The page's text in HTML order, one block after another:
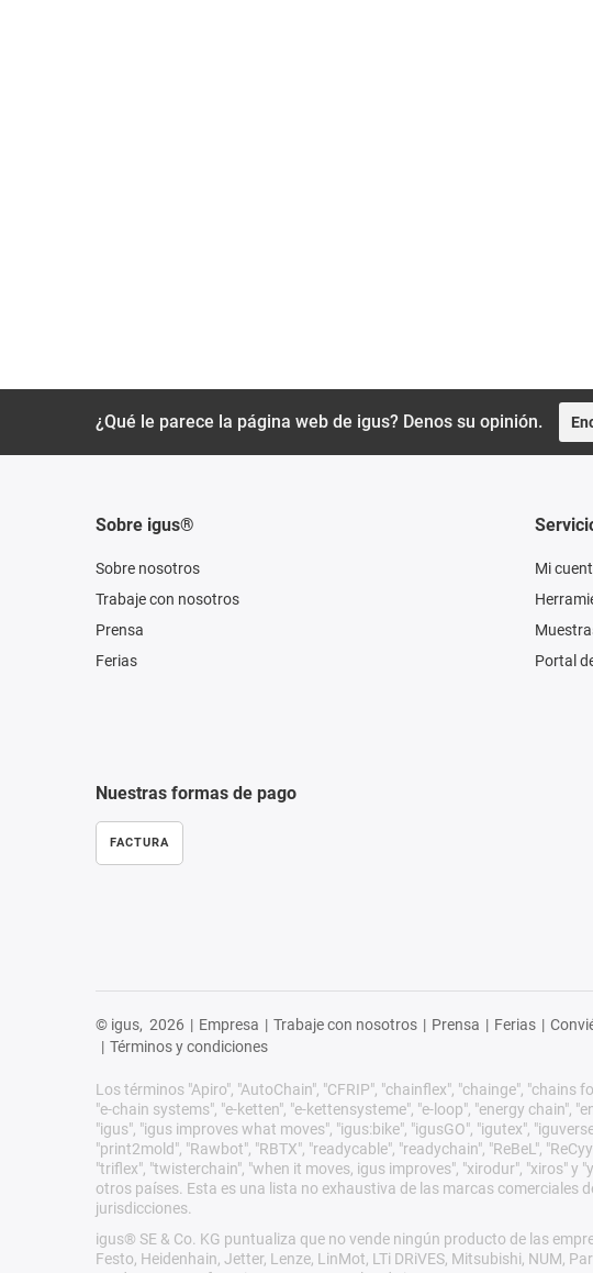
¿Qué le parece la página web de igus? Denos su opinión.
Sobre igus®
Sobre nosotros
Trabaje con nosotros
Prensa
Ferias
Mi
Portal
Nuestras formas de pago
FACTURA
© igus, 2026 | Empresa | Trabaje con nosotros | Prensa | Ferias |
| Términos y condiciones
Los términos "Apiro", "AutoChain", "CFRIP", "chainflex", "chainge", "chains
"e-chain systems", "e-ketten", "e-kettensysteme", "e-loop", "energy chain",
"igus", "igus improves what moves", "igus:bike", "igusGO", "igutex",
"print2mold", "Rawbot", "RBTX", "readycable", "readychain", "ReBeL",
"triflex", "twisterchain", "when it moves, igus improves", "xirodur", "xiros"
otros países. Esta es una lista no exhaustiva de las marcas comerciales
jurisdicciones.
igus® SE & Co. KG puntualiza que no vende ningún producto de las
Festo, Heidenhain, Jetter, Lenze, LinMot, LTi DRiVES, Mitsubishi, NUM,